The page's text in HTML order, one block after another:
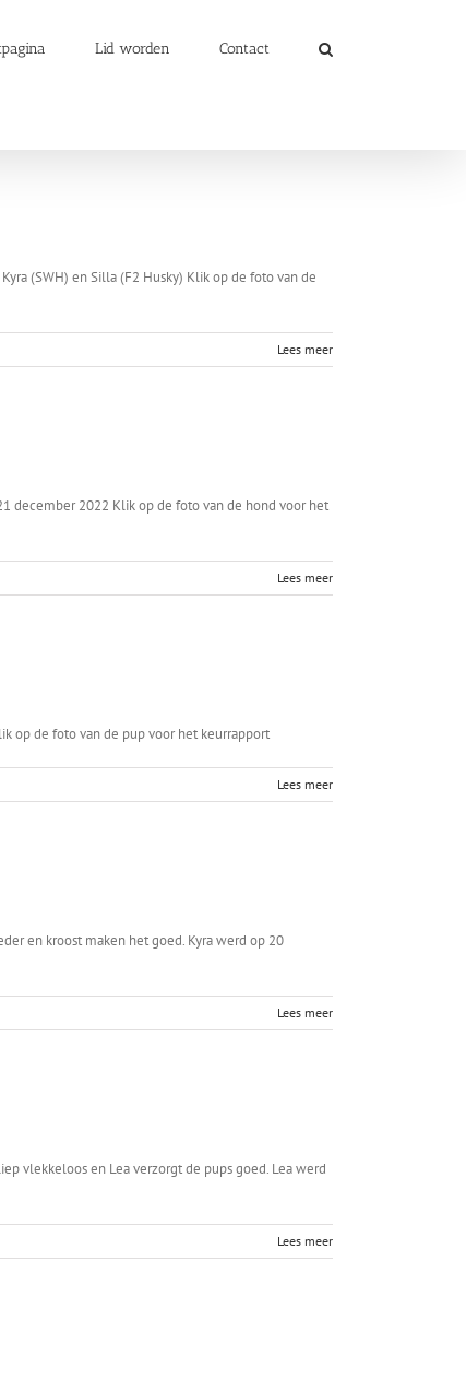
Lid worden Contact
(SWH) en Silla (F2 Husky) Klik op de foto van de
Lees meer
december 2022 Klik op de foto van de hond voor het
Lees meer
op de foto van de pup voor het keurrapport
Lees meer
en kroost maken het goed. Kyra werd op 20
Lees meer
vlekkeloos en Lea verzorgt de pups goed. Lea werd
Lees meer